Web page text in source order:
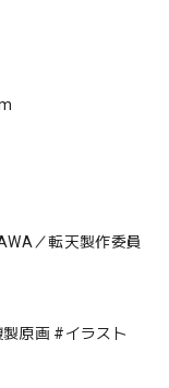
／転天製作委員
原画 #イラスト